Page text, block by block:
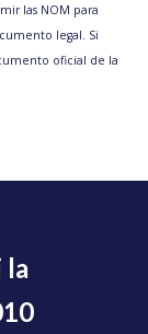
las NOM para
legal. Si
oficial de la
la